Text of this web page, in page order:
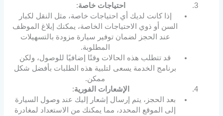
احتياجات خاصة:
إذا كانت لديك أي احتياجات خاصة، مثل النقل لكبار
السن أو ذوي الاحتياجات الخاصة، يمكنك إبلاغ الموظف
عند الحجز لضمان توفير سيارة مزودة بالتسهيلات
المطلوبة.
قد تتطلب هذه الحالات وقتًا إضافيًا للوصول، ولكن
برنامج الخدمة يسعى لتلبية هذه الطلبات بأفضل شكل
ممكن.
الإشعارات الفورية:
بعد الحجز، يتم إرسال إشعار إليك عند وصول السيارة
إلى الموقع المحدد، مما يمكنك من الاستعداد لمغادرة